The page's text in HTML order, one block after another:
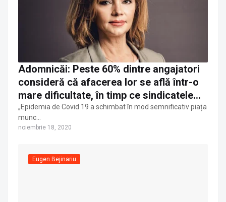
Adomnicăi: Peste 60% dintre angajatori
consideră că afacerea lor se află într-o
mare dificultate, în timp ce sindicatele
vorbesc despre 350.000 de locuri de
muncă pierdute în ultimele 8 luni
„Epidemia de Covid 19 a schimbat în mod semnificativ piața
munc…
noiembrie 18, 2020
Eugen Bejinariu